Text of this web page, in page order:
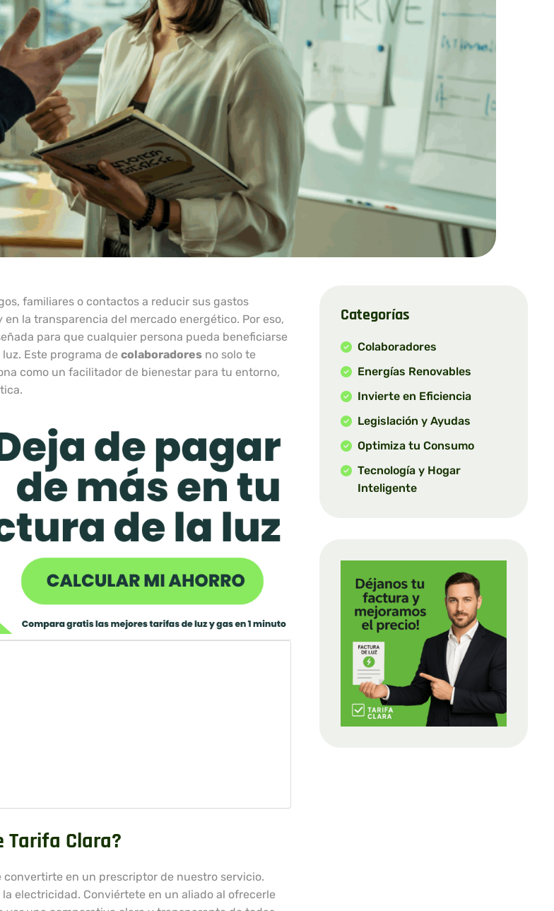
familiares o contactos a reducir sus gastos
la transparencia del mercado energético. Por eso,
para que cualquier persona pueda beneficiarse
Este programa de colaboradores no solo te
como un facilitador de bienestar para tu entorno,
Tarifa Clara?
convertirte en un prescriptor de nuestro servicio.
electricidad. Conviértete en un aliado al ofrecerle
Categorías
Colaboradores
Energías Renovables
Invierte en Eficiencia
Legislación y Ayudas
Optimiza tu Consumo
Tecnología y Hogar
Inteligente